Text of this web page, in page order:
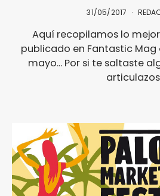
31/05/2017
Aquí recopilamos lo
publicado en Fantastic
mayo... Por si te saltaste